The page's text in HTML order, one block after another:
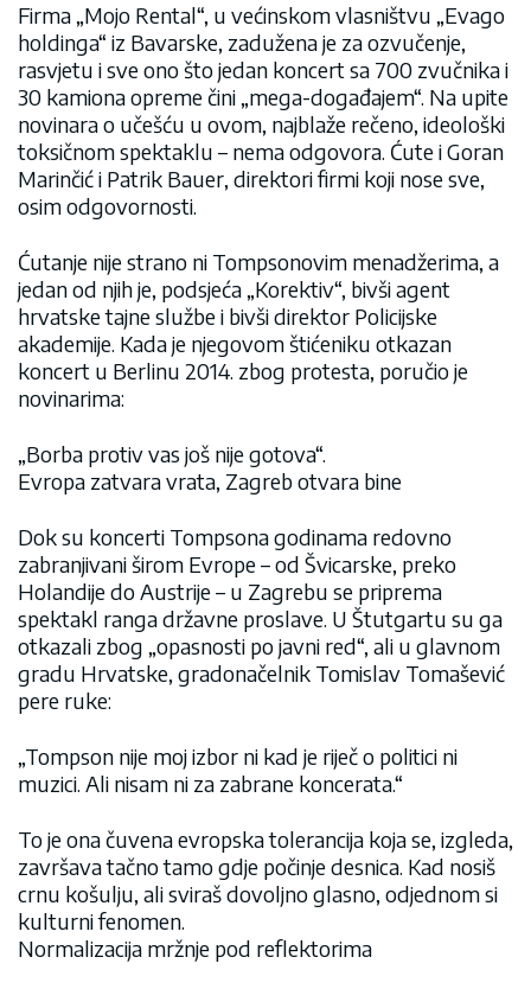
Firma „Mojo Rental“, u većinskom vlasništvu „Evago
holdinga“ iz Bavarske, zadužena je za ozvučenje,
rasvjetu i sve ono što jedan koncert sa 700 zvučnika i
30 kamiona opreme čini „mega-događajem“. Na upite
novinara o učešću u ovom, najblaže rečeno, ideološki
toksičnom spektaklu – nema odgovora. Ćute i Goran
Marinčić i Patrik Bauer, direktori firmi koji nose sve,
osim odgovornosti.
Ćutanje nije strano ni Tompsonovim menadžerima, a
jedan od njih je, podsjeća „Korektiv“, bivši agent
hrvatske tajne službe i bivši direktor Policijske
akademije. Kada je njegovom štićeniku otkazan
koncert u Berlinu 2014. zbog protesta, poručio je
novinarima:
„Borba protiv vas još nije gotova“.
Evropa zatvara vrata, Zagreb otvara bine
Dok su koncerti Tompsona godinama redovno
zabranjivani širom Evrope – od Švicarske, preko
Holandije do Austrije – u Zagrebu se priprema
spektakl ranga državne proslave. U Štutgartu su ga
otkazali zbog „opasnosti po javni red“, ali u glavnom
gradu Hrvatske, gradonačelnik Tomislav Tomašević
pere ruke:
„Tompson nije moj izbor ni kad je riječ o politici ni
muzici. Ali nisam ni za zabrane koncerata.“
To je ona čuvena evropska tolerancija koja se, izgleda,
završava tačno tamo gdje počinje desnica. Kad nosiš
crnu košulju, ali sviraš dovoljno glasno, odjednom si
kulturni fenomen.
Normalizacija mržnje pod reflektorima